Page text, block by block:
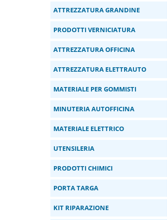
ATTREZZATURA GRANDINE
PRODOTTI VERNICIATURA
ATTREZZATURA OFFICINA
ATTREZZATURA ELETTRAUTO
MATERIALE PER GOMMISTI
MINUTERIA AUTOFFICINA
MATERIALE ELETTRICO
UTENSILERIA
PRODOTTI CHIMICI
PORTA TARGA
KIT RIPARAZIONE